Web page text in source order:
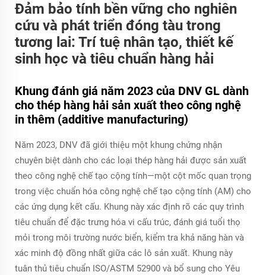
Đảm bảo tính bền vững cho nghiên
cứu và phát triển đóng tàu trong
tương lai: Trí tuệ nhân tạo, thiết kế
sinh học và tiêu chuẩn hàng hải
Khung đánh giá năm 2023 của DNV GL dành
cho thép hàng hải sản xuất theo công nghệ
in thêm (additive manufacturing)
Năm 2023, DNV đã giới thiệu một khung chứng nhận
chuyên biệt dành cho các loại thép hàng hải được sản xuất
theo công nghệ chế tạo cộng tính—một cột mốc quan trọng
trong việc chuẩn hóa công nghệ chế tạo cộng tính (AM) cho
các ứng dụng kết cấu. Khung này xác định rõ các quy trình
tiêu chuẩn để đặc trưng hóa vi cấu trúc, đánh giá tuổi thọ
mỏi trong môi trường nước biển, kiểm tra khả năng hàn và
xác minh độ đồng nhất giữa các lô sản xuất. Khung này
tuân thủ tiêu chuẩn ISO/ASTM 52900 và bổ sung cho Yêu